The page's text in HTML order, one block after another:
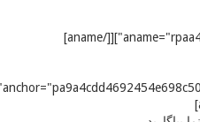
[sup][aname="rpaa49d31e91db843e6957a7a78660710ae"][[/aname]
[sup][aname="rpa1aa0291ad0904e63a0731074ed231ac3"][[/aname]